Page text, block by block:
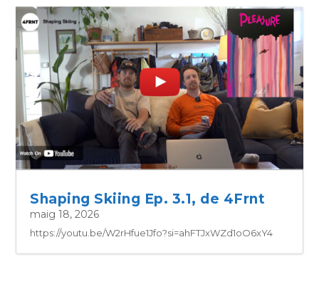
Shaping Skiing Ep. 3.1, de 4Frnt
maig 18, 2026
https://youtu.be/W2rHfue1Jfo?si=ahFTJxWZd1oO6xY4